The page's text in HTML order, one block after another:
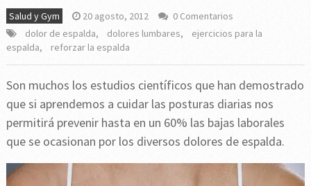
Salud y Gym 20 agosto, 2012
0 Comentarios
dolor de espalda, dolores lumbares,
ejercicios para la
espalda, reforzar la espalda
Son muchos los estudios científicos que han demostrado
que si aprendemos a cuidar las posturas diarias nos
permitirá prevenir hasta en un 60% las bajas laborales
que se ocasionan por los diversos dolores de espalda.